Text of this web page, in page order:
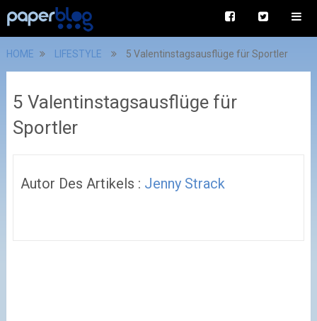
HOME LIFESTYLE 5 Valentinstagsausflüge für Sportler
5 Valentinstagsausflüge für
Sportler
Autor Des Artikels : Jenny Strack